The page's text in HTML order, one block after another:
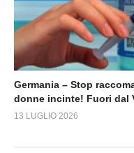
Germania – Stop
donne incinte! Fuori dal
13 LUGLIO 2026